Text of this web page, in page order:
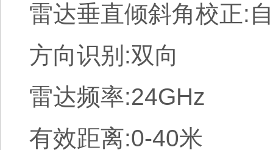
雷达垂直倾斜角校正:
方向识别:双向
雷达频率:24GHz
有效距离:0-40米